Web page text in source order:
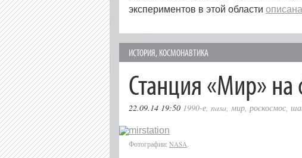
экспериментов в этой области
ИСТОРИЯ, КОСМОНАВТИКА
Станция «Мир»
22.09.14 19:50 1990-е, nasa,мир, роскосмос,
Фотографии: NASA